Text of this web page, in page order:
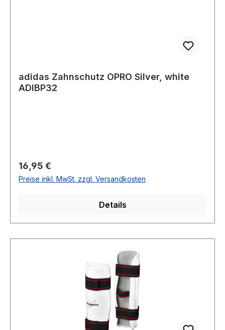
adidas Zahnschutz OPRO Silver, white
ADIBP32
Regulärer Preis:
16,95 €
Preise inkl. MwSt. zzgl. Versandkosten
Details